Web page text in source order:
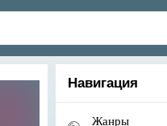
Навигация
Жанры